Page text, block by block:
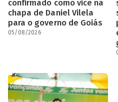
confirmado como vice na
chapa de Daniel Vilela
para o governo de Goiás
05/08/2026